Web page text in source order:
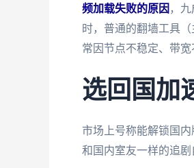
频加载失败的原因 ，
时，普通的翻墙工具
常因节点不稳定、带宽
选回国加
市场上号称能解锁国
和国内室友一样的追剧